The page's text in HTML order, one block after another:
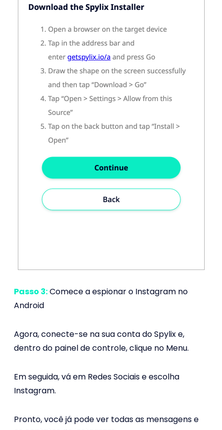
Passo 3:Comece a espionar o Instagram no
Android
Agora, conecte-se na sua conta do Spylix e,
dentro do painel de controle, clique no Menu.
Em seguida, vá em Redes Sociais e escolha
Instagram.
Pronto, você já pode ver todas as mensagens e